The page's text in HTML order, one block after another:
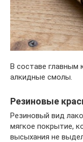
В составе главным
алкидные смолы.
Резиновые
Резиновый вид
мягкое покрытие,
высыхания не